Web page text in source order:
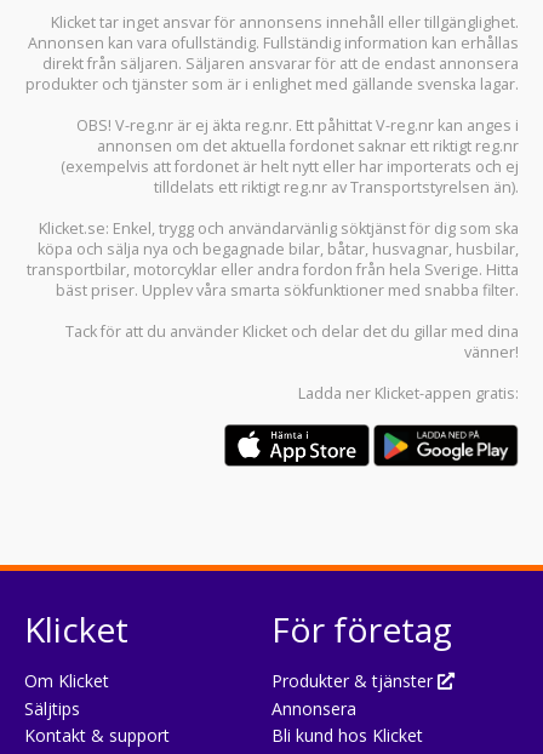
Klicket tar inget ansvar för annonsens innehåll eller tillgänglighet.
Annonsen kan vara ofullständig. Fullständig information kan erhållas
direkt från säljaren. Säljaren ansvarar för att de endast annonsera
produkter och tjänster som är i enlighet med gällande svenska lagar.
OBS! V-reg.nr är ej äkta reg.nr. Ett påhittat V-reg.nr kan anges i
annonsen om det aktuella fordonet saknar ett riktigt reg.nr
(exempelvis att fordonet är helt nytt eller har importerats och ej
tilldelats ett riktigt reg.nr av Transportstyrelsen än).
Klicket.se: Enkel, trygg och användarvänlig söktjänst för dig som ska
köpa och sälja nya och begagnade bilar, båtar, husvagnar, husbilar,
transportbilar, motorcyklar eller andra fordon från hela Sverige. Hitta
bäst priser. Upplev våra smarta sökfunktioner med snabba filter.
Tack för att du använder Klicket och delar det du gillar med dina
vänner!
Ladda ner Klicket-appen gratis:
Klicket
Om Klicket
Säljtips
Kontakt & support
För företag
Produkter & tjänster
Annonsera
Bli kund hos Klicket